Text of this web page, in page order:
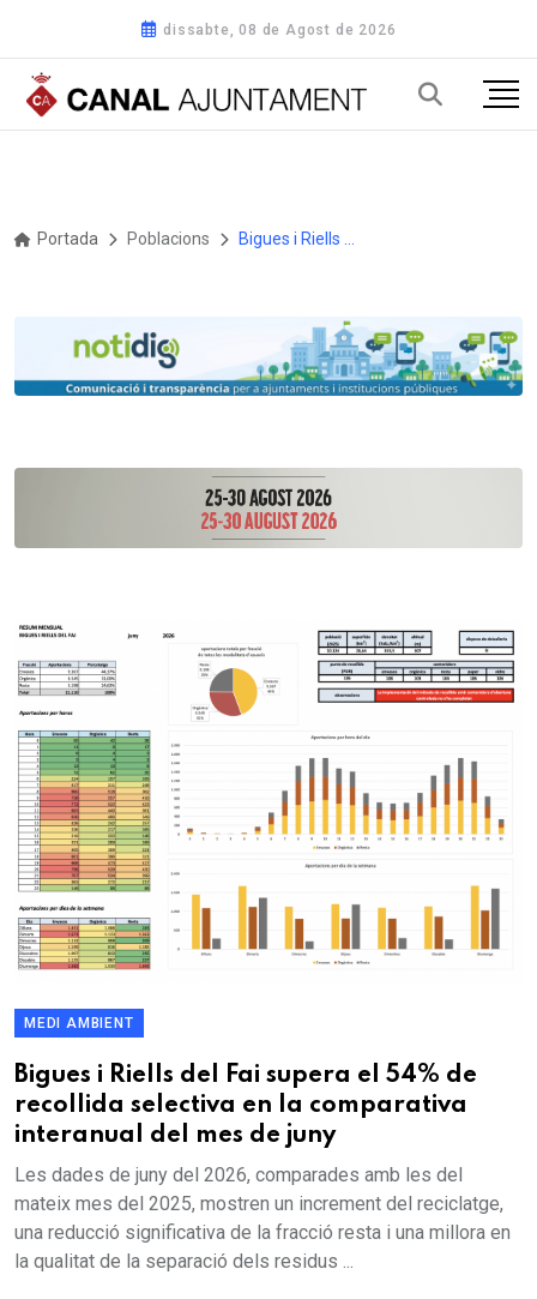
dissabte, 08 de Agost de 2026
Portada Poblacions
MEDI AMBIENT
Bigues i Riells del Fai supera el 54% de
recollida selectiva en la comparativa
interanual del mes de juny
Les dades de juny del 2026, comparades amb les del
mateix mes del 2025, mostren un increment del reciclatge,
una reducció significativa de la fracció resta i una millora en
la qualitat de la separació dels residus ...